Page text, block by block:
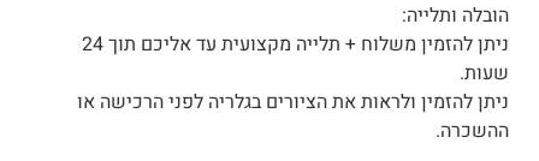
הובלה ותלייה:
ניתן להזמין משלוח + תלייה מקצועית עד אליכם תוך 24
שעות.
ניתן להזמין ולראות את הציורים בגלריה לפני הרכישה או
ההשכרה.